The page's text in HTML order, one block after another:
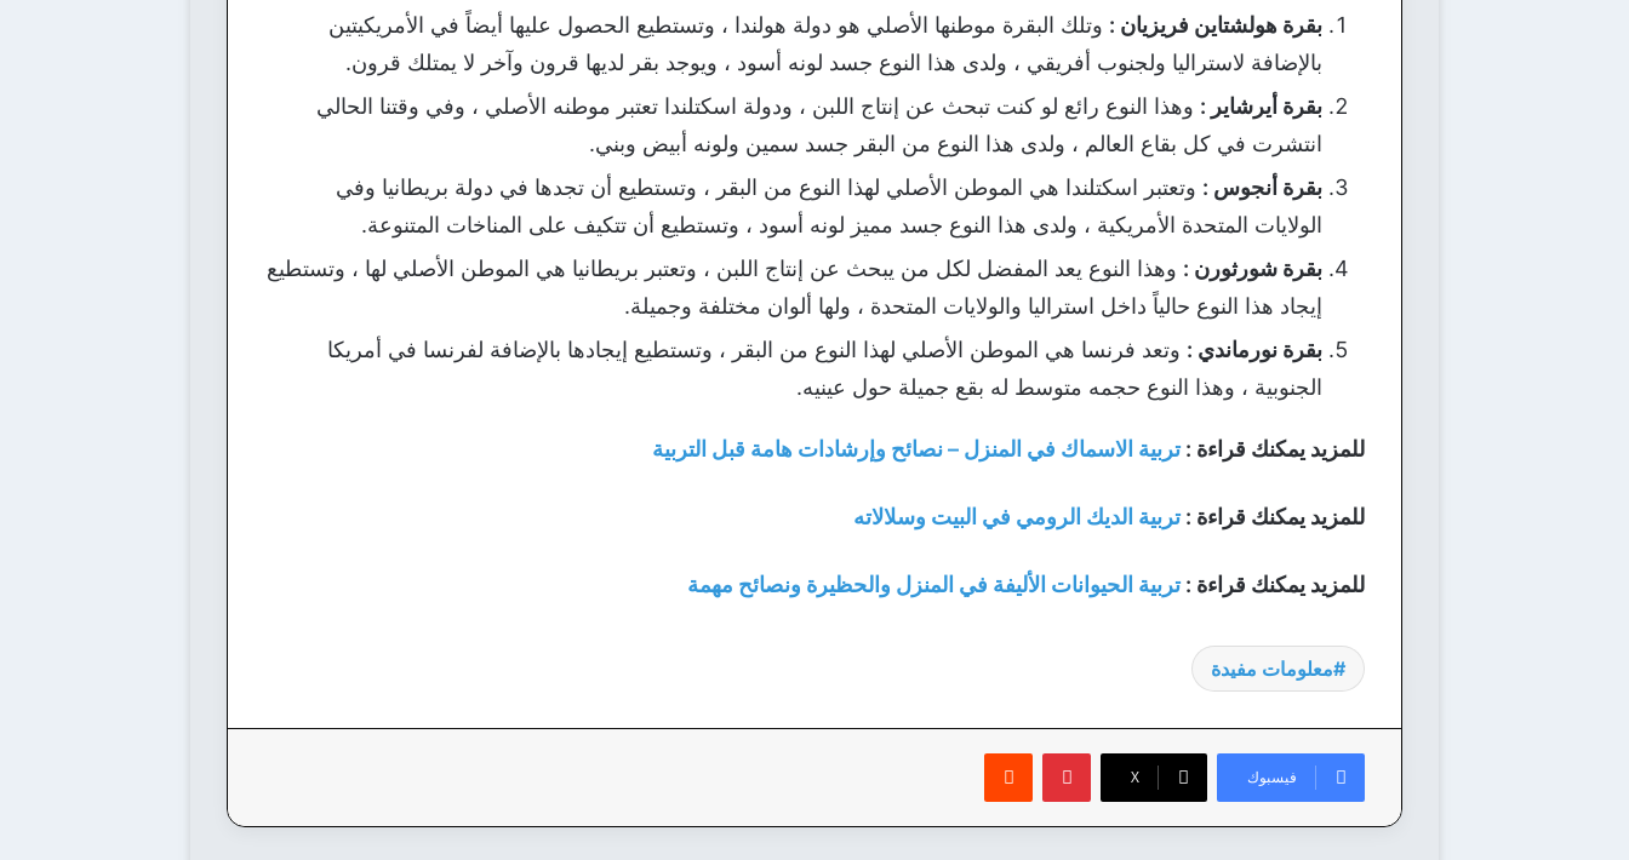
بقرة هولشتاين فريزيان : وتلك البقرة موطنها الأصلي هو دولة هولندا ، وتستطيع الحصول عليها أيضاً في الأمريكيتين
بالإضافة لاستراليا ولجنوب أفريقي ، ولدى هذا النوع جسد لونه أسود ، ويوجد بقر لديها قرون وآخر لا يمتلك قرون.
بقرة أيرشاير : وهذا النوع رائع لو كنت تبحث عن إنتاج اللبن ، ودولة اسكتلندا تعتبر موطنه الأصلي ، وفي وقتنا الحالي
انتشرت في كل بقاع العالم ، ولدى هذا النوع من البقر جسد سمين ولونه أبيض وبني.
بقرة أنجوس : وتعتبر اسكتلندا هي الموطن الأصلي لهذا النوع من البقر ، وتستطيع أن تجدها في دولة بريطانيا وفي
الولايات المتحدة الأمريكية ، ولدى هذا النوع جسد مميز لونه أسود ، وتستطيع أن تتكيف على المناخات المتنوعة.
بقرة شورثورن : وهذا النوع يعد المفضل لكل من يبحث عن إنتاج اللبن ، وتعتبر بريطانيا هي الموطن الأصلي لها ، وتستطيع
إيجاد هذا النوع حالياً داخل استراليا والولايات المتحدة ، ولها ألوان مختلفة وجميلة.
بقرة نورماندي : وتعد فرنسا هي الموطن الأصلي لهذا النوع من البقر ، وتستطيع إيجادها بالإضافة لفرنسا في أمريكا
الجنوبية ، وهذا النوع حجمه متوسط له بقع جميلة حول عينيه.
للمزيد يمكنك قراءة :تربية الاسماك في المنزل – نصائح وإرشادات هامة قبل التربية
للمزيد يمكنك قراءة :تربية الديك الرومي في البيت وسلالاته
للمزيد يمكنك قراءة :تربية الحيوانات الأليفة في المنزل والحظيرة ونصائح مهمة
معلومات مفيدة
فيسبوك ‫X
بينتيريست